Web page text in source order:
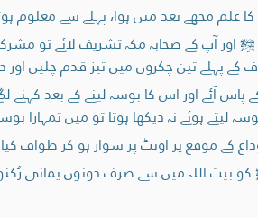
علم مجھے بعد ميں ہوا، پہلے سے معلوم
آپ کے صحابہ مکہ تشریف لائے تو
کے پہلے تین چکروں میں تیز قدم چلیں
آئے اور اس کا بوسہ لینے کے بعد
لیتے ہوئے نہ دیکھا ہوتا تو میں تمہارا
کے موقع پر اونٹ پر سوار ہو کر طواف
بیت اللہ میں سے صرف دونوں یمانی